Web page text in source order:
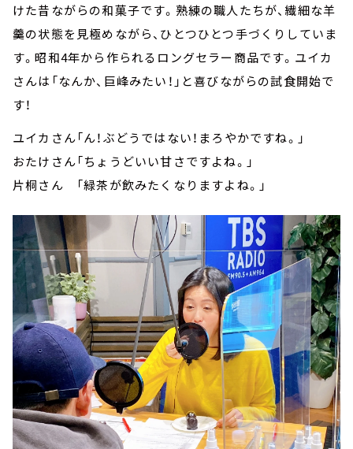
けた昔ながらの和菓子です。熟練の職人たちが、繊細な羊
羹の状態を見極めながら、ひとつひとつ手づくりしていま
す。昭和4年から作られるロングセラー商品です。ユイカ
さんは「なんか、巨峰みたい！」と喜びながらの試食開始で
す！
ユイカさん「ん！ぶどうではない！まろやかですね。」
おたけさん「ちょうどいい甘さですよね。」
片桐さん 「緑茶が飲みたくなりますよね。」